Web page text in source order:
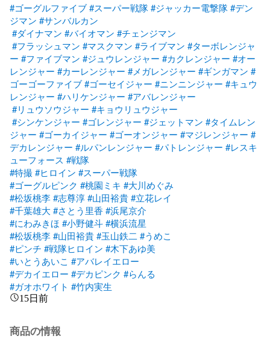
#ゴーグルファイブ#スーパー戦隊#ジャッカー電撃隊#デン
ジマン #サンバルカン
#ダイナマン #バイオマン #チェンジマン
#フラッシュマン #マスクマン #ライブマン #ターボレンジャ
ー #ファイブマン #ジュウレンジャー #カクレンジャー #オー
レンジャー #カーレンジャー #メガレンジャー #ギンガマン #
ゴーゴーファイブ#ゴーセイジャー #ニンニンジャー #キュウ
レンジャー #ハリケンジャー #アバレンジャー
#リュウソウジャー #キョウリュウジャー
#シンケンジャー #ゴレンジャー #ジェットマン #タイムレン
ジャー #ゴーカイジャー #ゴーオンジャー #マジレンジャー #
デカレンジャー #ルパンレンジャー #パトレンジャー #レスキ
ューフォース #戦隊
#特撮#ヒロイン #スーパー戦隊
#ゴーグルピンク #桃園ミキ #大川めぐみ
#松坂桃李#志尊淳#山田裕貴#立花レイ
#千葉雄大#さとう里香 #浜尾京介
#にわみきほ #小野健斗#横浜流星
#松坂桃李#山田裕貴#玉山鉄二 #うめこ
#ピンチ #戦隊ヒロイン #木下あゆ美
#いとうあいこ #アバレイエロー
#デカイエロー #デカピンク #らんる
#ガオホワイト #竹内実生
15日前
商品の情報